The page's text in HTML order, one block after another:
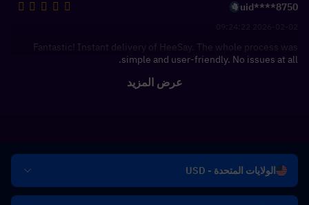
uid****8750
Fantastic! Instant delivery of HeeSay. The whole process was
simple and user-friendly. No issues at all.
عرض المزيد
الولايات المتحدة - USD